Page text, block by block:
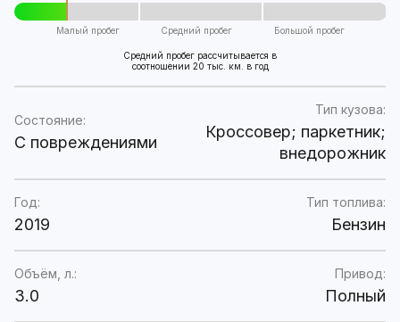
Малый пробег Средний пробег Большой пробег
Средний пробег рассчитывается в
соотношении 20 тыс. км. в год
Состояние:
C повреждениями
Тип кузова:
Кроссовер; паркетник;
внедорожник
Год:
2019
Тип топлива:
Бензин
Объём, л.:
3.0
Привод:
Полный